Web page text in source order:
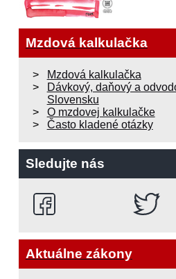
Mzdová kalkulačka
Mzdová kalkulačka
Dávkový, daňový a
Slovensku
O mzdovej kalkulačke
Často kladené otázky
Sledujte nás
Aktuálne zákony